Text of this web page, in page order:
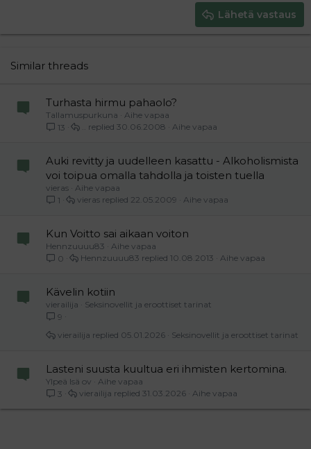
26
Lähetä vastaus
Similar threads
Turhasta hirmu pahaolo?
Tallamuspurkuna
Aihe vapaa
13
Aihe vapaa
30.06.2008
Auki revitty ja uudelleen kasattu - Alkoholismista
voi toipua omalla tahdolla ja toisten tuella
vieras
Aihe vapaa
1
Aihe vapaa
22.05.2009
vieras
Kun Voitto sai aikaan voiton
Hennzuuuu83
Aihe vapaa
0
Aihe vapaa
10.08.2013
Hennzuuuu83
Kävelin kotiin
vierailija
Seksinovellit ja eroottiset tarinat
9
Seksinovellit ja eroottiset tarinat
05.01.2026
vierailija
Lasteni suusta kuultua eri ihmisten kertomina.
Ylpeä Isä ov
Aihe vapaa
3
Aihe vapaa
31.03.2026
vierailija